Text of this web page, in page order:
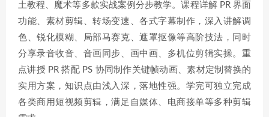
土教程、魔术等多款实战案例分步教学。课程详解 PR 界面
功能、素材剪辑、转场变速、各式字幕制作，深入讲解调
色、锐化模糊、局部马赛克、遮罩抠像等高阶技法，同时
分享录音收音、音画同步、画中画、多机位剪辑实操。重
点讲授 PR 搭配 PS 协同制作关键帧动画、素材定制替换的
实用方案，知识点由浅入深，落地性强。学完可独立完成
各类商用短视频剪辑，满足自媒体、电商接单等多种剪辑